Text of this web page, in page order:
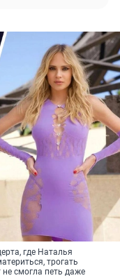
где Наталья
трогать
смогла петь даже